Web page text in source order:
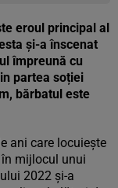
eroul principal al
și-a înscenat
împreună cu
partea soției
bărbatul este
ani care locuiește
mijlocul unui
2022 și-a